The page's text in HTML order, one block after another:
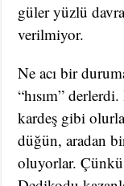
güler yüzlü
verilmiyor.
Ne acı bir
“hısım”
kardeş gibi
düğün, aradan
oluyorlar. Çünkü